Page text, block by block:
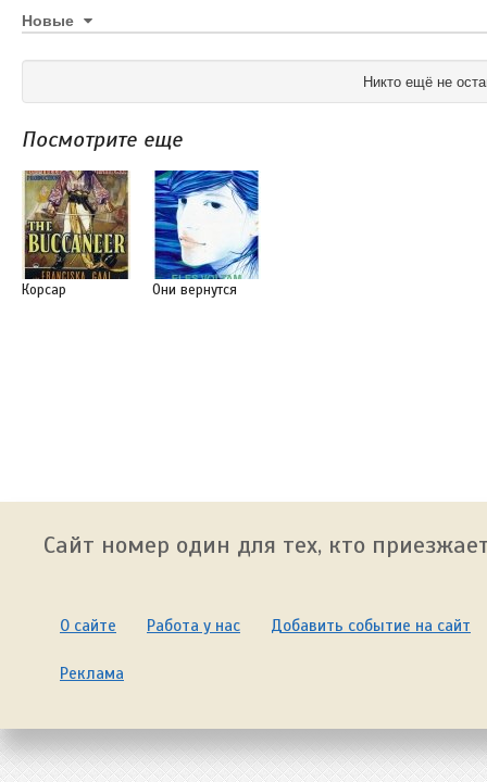
Новые
Никто ещё не
Посмотрите еще
Корсар Они вернутся
Сайт номер один для тех, кто
О сайте Работа у нас Добавить событие на сайт
Реклама